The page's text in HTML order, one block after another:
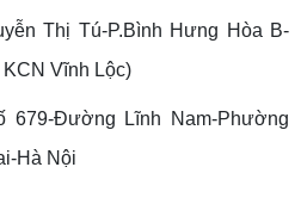
Thị Tú-P.Bình Hưng Hòa B-
Vĩnh Lộc)
679-Đường Lĩnh Nam-Phường
Hà Nội